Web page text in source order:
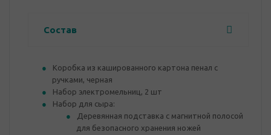
Состав
Коробка из кашированного картона пенал с
ручками, черная
Набор электромельниц, 2 шт
Набор для сыра:
Деревянная подставка с магнитной полосой
для безопасного хранения ножей